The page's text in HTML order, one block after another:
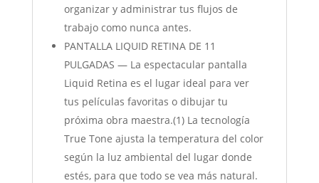
organizar y administrar tus flujos de
trabajo como nunca antes.
PANTALLA LIQUID RETINA DE 11
PULGADAS — La espectacular pantalla
Liquid Retina es el lugar ideal para ver
tus películas favoritas o dibujar tu
próxima obra maestra.(1) La tecnología
True Tone ajusta la temperatura del color
según la luz ambiental del lugar donde
estés, para que todo se vea más natural.